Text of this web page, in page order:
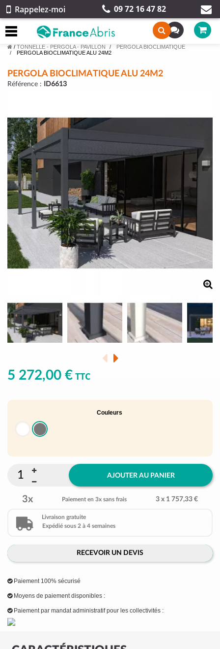
Rappelez-moi 09 72 16 47 82
/ TONNELLE - PERGOLA - PAVILLON
PERGOLA BIOCLIMATIQUE
PERGOLA BIOCLIMATIQUE ALU 24M2
PERGOLA BIOCLIMATIQUE ALU 24M2
Référence : ID6613
5 272,00 € TTC
Couleurs
AJOUTER AU PANIER
3x Paiement en 3x sans frais 3 x 1 757,33 €
Livraison gratuite
Expédié sous 2 à 4 semaines
RECEVOIR UN DEVIS
Paiement 100% sécurisé
Moyens de paiement disponibles :
Paiement par mandat administratif pour les collectivités :